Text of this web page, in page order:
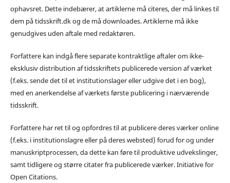
ophavsret. Dette indebærer, at artiklerne må citeres, der må linkes til
dem på tidsskrift.dk og de må downloades. Artiklerne må ikke
genudgives uden aftale med redaktøren.
Forfattere kan indgå flere separate kontraktlige aftaler om ikke-
eksklusiv distribution af tidsskriftets publicerede version af værket
(f.eks. sende det til et institutionslager eller udgive det i en bog),
med en anerkendelse af værkets første publicering i nærværende
tidsskrift.
Forfattere har ret til og opfordres til at publicere deres værker online
(f.eks. i institutionslagre eller på deres websted) forud for og under
manuskriptprocessen, da dette kan føre til produktive udvekslinger,
samt tidligere og større citater fra publicerede værker. Initiative for
Open Citations.